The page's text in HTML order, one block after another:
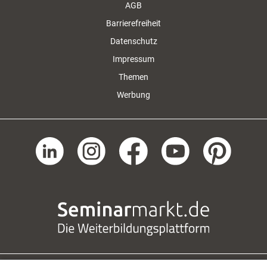
AGB
Barrierefreiheit
Datenschutz
Impressum
Themen
Werbung